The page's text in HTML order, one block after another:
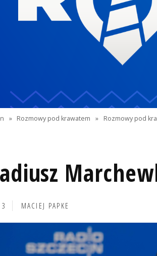
» Rozmowy pod krawatem » Rozmowy pod
MACIEJ PAPKE